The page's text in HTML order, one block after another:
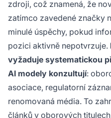
zdroji, což znamená, že
zatímco zavedené značky
minulé úspěchy, pokud
pozici aktivně nepotvrzuje.
vyžaduje systematickou
AI modely konzultují:
asociace, regulatorní
renomovaná média. To
článků v oborových